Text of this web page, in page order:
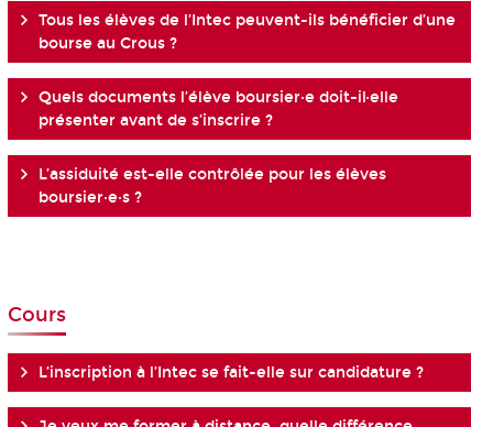
Tous les élèves de l’Intec peuvent-ils bénéficier d’une
bourse au Crous ?
Quels documents l’élève boursier·e doit-il·elle
présenter avant de s’inscrire ?
L’assiduité est-elle contrôlée pour les élèves
boursier·e·s ?
Cours
L’inscription à l’Intec se fait-elle sur candidature ?